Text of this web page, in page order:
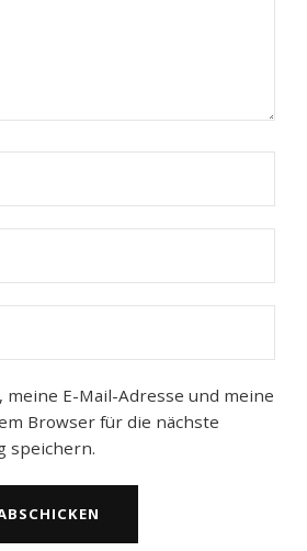
meine E-Mail-Adresse und meine
Browser für die nächste
speichern.